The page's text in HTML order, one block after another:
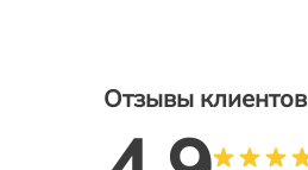
Отзывы клиентов